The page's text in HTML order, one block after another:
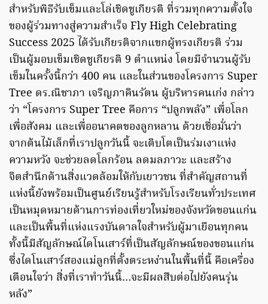
สำหรับพิธีรับเข็มและโล่เชิดชูเกียรติ ที่รวมทุกความตั้งใจ
ของผู้ร่วมทางสู่ความสำเร็จ Fly High Celebrating
Success 2025 ได้รับเกียรติจากแขกผู้ทรงเกียรติ ร่วม
เป็นผู้มอบเข็มเชิดชูเกียรติ 9 ตำแหน่ง โดยมีจำนวนผู้รับ
เข็มในครั้งนี้กว่า 400 คน และในส่วนของโครงการ Super
Tree ดร.ณิชาภา เจริญภาคินรัตน ผู้บริหารคนเก่ง กล่าว
ว่า “โครงการ Super Tree คือการ “ปลูกพลัง” เพื่อโลก
เพื่อสังคม และเพื่ออนาคตของลูกหลาน ด้วยเชื่อมั่นว่า
จากต้นไม้เล็กที่เราปลูกวันนี้ จะเติบโตเป็นร่มเงาแห่ง
ความหวัง จะช่วยลดโลกร้อน ลดมลภาวะ และสร้าง
จิตสำนึกด้านสิ่งแวดล้อมให้กับเยาวชน ที่สำคัญสถานที่
แห่งนี้ยังพร้อมเป็นศูนย์เรียนรู้สำหรับโรงเรียนทั่วประเทศ
เป็นหมุดหมายด้านการท่องเที่ยวใหม่ของจังหวัดขอนแก่น
และเป็นพื้นที่แห่งแรงบันดาลใจสำหรับผู้มาเยือนทุกคน
ทั้งนี้มีสัญลักษณ์ไดโนเสาร์ที่เป็นสัญลักษณ์ของขอนแก่น
ซึ่งไดโนเสาร์สองแม่ลูกที่ตั้งตระหง่านในพื้นที่นี้ คือเครื่อง
เตือนใจว่า สิ่งที่เราทำวันนี้…จะมีผลสืบต่อไปยังคนรุ่น
หลัง”